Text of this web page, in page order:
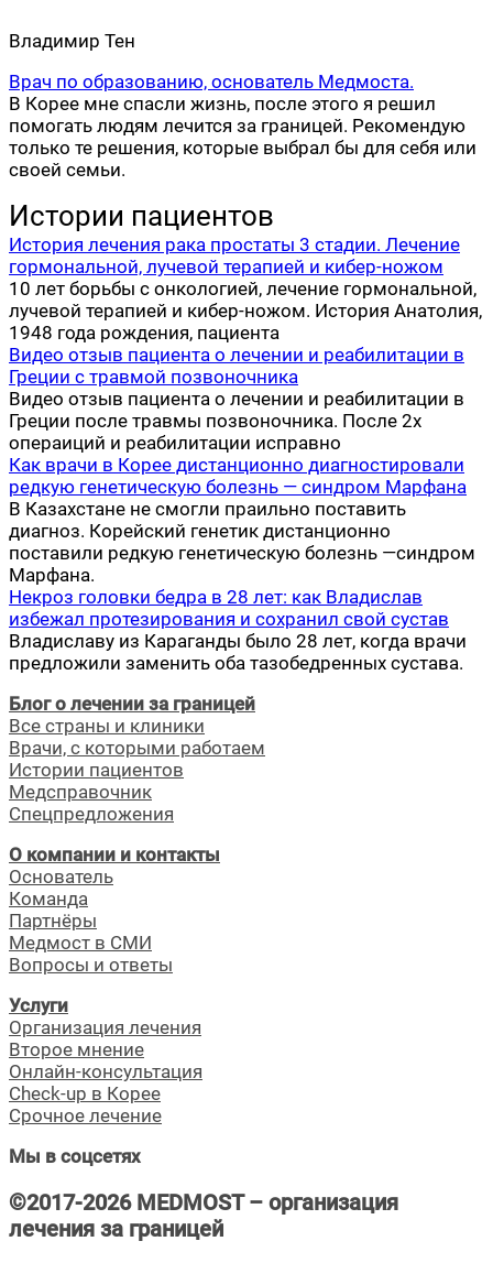
Владимир Тен
Врач по образованию, основатель Медмоста.
В Корее мне спасли жизнь, после этого я решил
помогать людям лечится за границей. Рекомендую
только те решения, которые выбрал бы для себя или
своей семьи.
Истории пациентов
История лечения рака простаты 3 стадии. Лечение
гормональной, лучевой терапией и кибер-ножом
10 лет борьбы с онкологией, лечение гормональной,
лучевой терапией и кибер-ножом. История Анатолия,
1948 года рождения, пациента
Видео отзыв пациента о лечении и реабилитации в
Греции с травмой позвоночника
Видео отзыв пациента о лечении и реабилитации в
Греции после травмы позвоночника. После 2х
операиций и реабилитации исправно
Как врачи в Корее дистанционно диагностировали
редкую генетическую болезнь — синдром Марфана
В Казахстане не смогли праильно поставить
диагноз. Корейский генетик дистанционно
поставили редкую генетическую болезнь —синдром
Марфана.
Некроз головки бедра в 28 лет: как Владислав
избежал протезирования и сохранил свой сустав
Вла­ди­сла­ву из Кара­ган­ды было 28 лет, когда вра­чи
пред­ло­жи­ли заме­нить оба тазо­бед­рен­ных суста­ва.
Блог о лечении за границей
Все страны и клиники
Врачи, с которыми работаем
Истории пациентов
Медсправочник
Спецпредложения
О компании и контакты
Основатель
Команда
Партнёры
Медмост в СМИ
Вопросы и ответы
Услуги
Организация лечения
Второе мнение
Онлайн-консультация
Check-up в Корее
Срочное лечение
Мы в соцсетях
©2017-2026 MEDMOST – организация
лечения за границей